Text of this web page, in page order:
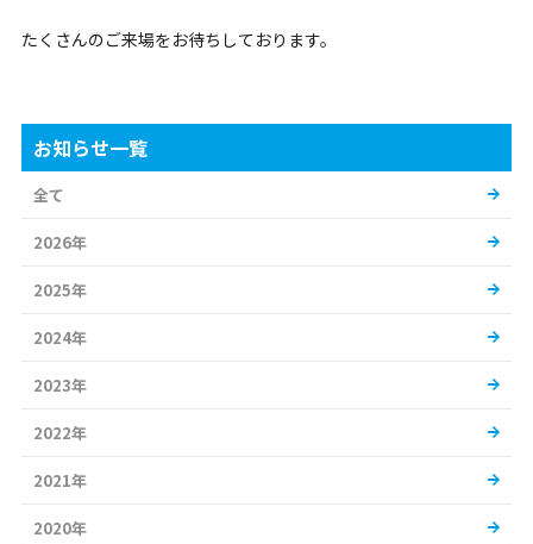
たくさんのご来場をお待ちしております。
お知らせ一覧
全て
2026年
2025年
2024年
2023年
2022年
2021年
2020年